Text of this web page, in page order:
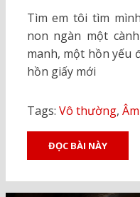
Tìm em tôi tìm
non ngàn một
manh, một hồn yếu
hồn giấy mới
Tags: Vô thường,
ĐỌC BÀI NÀY